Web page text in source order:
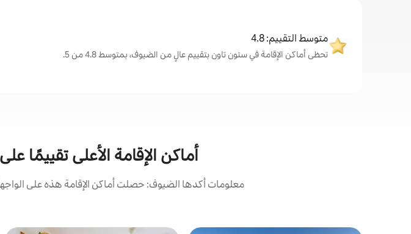
متوسط التقييم: 4.8
تحظى أماكن الإقامة في ستون تاون بتقييم عالٍ من الضيوف، بمتوسط 4.8 من 5.
أماكن الإقامة الأعلى تقييمًا
معلومات أكدها الضيوف: حصلت أماكن الإقامة هذه على